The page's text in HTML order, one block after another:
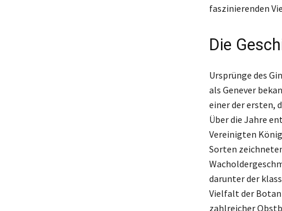
faszinierenden
Die
Ursprünge des
als Genever
einer der ersten,
Über die Jahre
Vereinigten
Sorten
darunter der
Vielfalt der
zahlreicher